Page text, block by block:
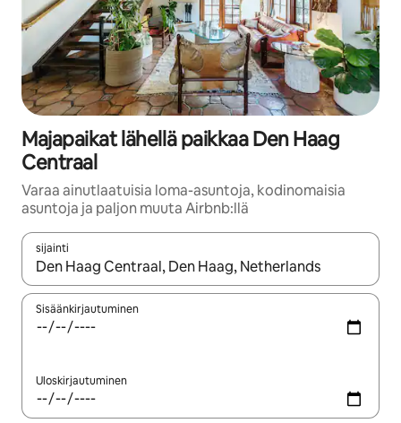
Majapaikat lähellä paikkaa Den Haag
Centraal
Varaa ainutlaatuisia loma-asuntoja, kodinomaisia
asuntoja ja paljon muuta Airbnb:llä
sijainti
Kun tulokset ovat saatavilla, navigoi ylös- ja alas-
Sisäänkirjautuminen
Uloskirjautuminen